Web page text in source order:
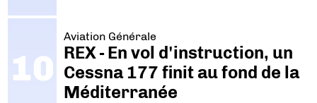
Aviation Générale
REX - En vol d'instruction, un
Cessna 177 finit au fond de la
Méditerranée